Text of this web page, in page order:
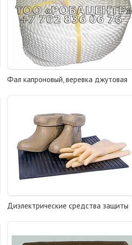
Фал капроновый, веревка джутовая
Диэлектрические средства защиты